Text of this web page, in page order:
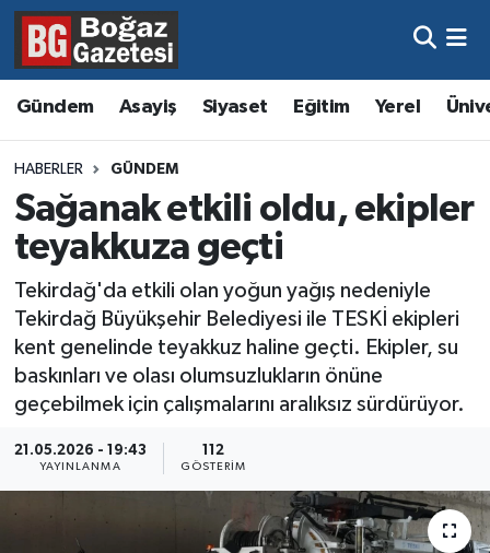
Gündem Asayiş Siyaset Eğitim Yerel
HABERLER GÜNDEM
Sağanak etkili oldu, ekipler
teyakkuza geçti
Tekirdağ'da etkili olan yoğun yağış nedeniyle
Tekirdağ Büyükşehir Belediyesi ile TESKİ ekipleri
kent genelinde teyakkuz haline geçti. Ekipler, su
baskınları ve olası olumsuzlukların önüne
geçebilmek için çalışmalarını aralıksız sürdürüyor.
21.05.2026 - 19:43
YAYINLANMA
112
GÖSTERIM
Asayiş
Eğitim
Ekonomi
Gündem
Kültür ve Sanat
Magazin
Resmi İlanlar
Sağlık
Hava Durumu
Trafik Durumu
Süper Lig Puan Durumu ve Fikstür
Tüm Manşetler
Son Dakika Haberleri
Haber Arşivi